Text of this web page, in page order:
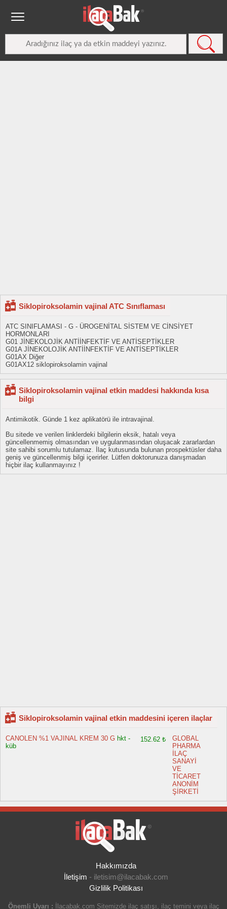
Siklopiroksolamin vajinal ATC Sınıflaması
ATC SINIFLAMASI - G - ÜROGENİTAL SİSTEM VE CİNSİYET
HORMONLARI
G01 JİNEKOLOJİK ANTİİNFEKTİF VE ANTİSEPTİKLER
G01A JİNEKOLOJİK ANTİİNFEKTİF VE ANTİSEPTİKLER
G01AX Diğer
G01AX12 siklopiroksolamin vajinal
Siklopiroksolamin vajinal etkin maddesi hakkında kısa
bilgi
Antimikotik. Günde 1 kez aplikatörü ile intravajinal.
Bu sitede ve verilen linklerdeki bilgilerin eksik, hatalı veya
güncellenmemiş olmasından ve uygulanmasından oluşacak zararlardan
site sahibi sorumlu tutulamaz. İlaç kutusunda bulunan prospektüsler daha
geniş ve güncellenmiş bilgi içerirler. Lütfen doktorunuza danışmadan
hiçbir ilaç kullanmayınız !
Siklopiroksolamin vajinal etkin maddesini içeren ilaçlar
CANOLEN %1 VAJINAL KREM 30 G hkt -
küb
152.62 ₺
GLOBAL
PHARMA
İLAÇ
SANAYİ
VE
TİCARET
ANONİM
ŞİRKETİ
Hakkımızda
İletişim - iletisim@ilacabak.com
Gizlilik Politikası
Önemli Uyarı : İlacabak.com Sitemizde ilaç satışı, ilaç temini veya ilaç